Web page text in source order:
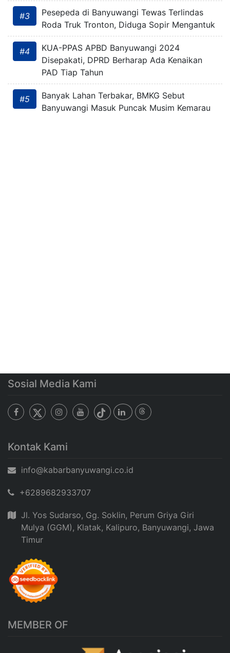
#3
Pesepeda di Banyuwangi Tewas Terlindas
Roda Truk Tronton, Diduga Sopir Mengantuk
#4
KUA-PPAS APBD Banyuwangi 2024
Disepakati, DPRD Berharap Ada Kenaikan
PAD Tiap Tahun
#5
Banyak Lahan Terbakar, BMKG Sebut
Banyuwangi Masuk Puncak Musim Kemarau
Sosial Media Kami
Kontak Kami
info@kabarbanyuwangi.co.id
+6289682933707
Jl. Yos Sudarso, Gg. Soklin, Perum Griya Giri
Mulya (GGM), Klatak, Kalipuro, Banyuwangi, Jawa
Timur
MEMBER OF